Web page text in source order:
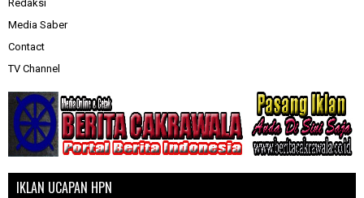
Redaksi
Media Saber
Contact
TV Channel
IKLAN UCAPAN HPN